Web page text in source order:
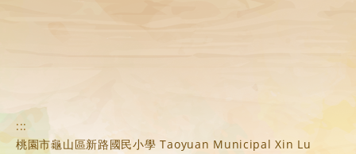
:::
桃園市龜山區新路國民小學 Taoyuan Municipal Xin Lu